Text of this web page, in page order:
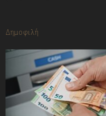
Δημοφιλή